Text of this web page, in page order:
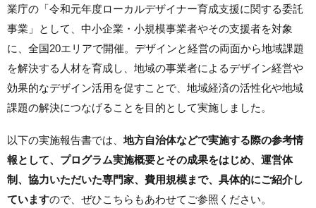
業庁の「令和元年度ローカルデザイナー育成支援に関する委託
事業」として、中小企業・小規模事業者やその支援者を対象
に、全国20エリアで開催。デザインと経営の両面から地域課題
を解決する人材を育成し、地域の事業者によるデザイン経営や
効果的なデザイン活用を促すことで、地域経済の活性化や地域
課題の解決につなげることを目的として実施しました。
以下の実施報告書では、地方自治体などで実施する際の参考情
報として、プログラム実施概要とその成果をはじめ、運営体
制、協力いただいた専門家、費用規模まで、具体的にご紹介し
ていますので、ぜひこちらもあわせてご参照ください。